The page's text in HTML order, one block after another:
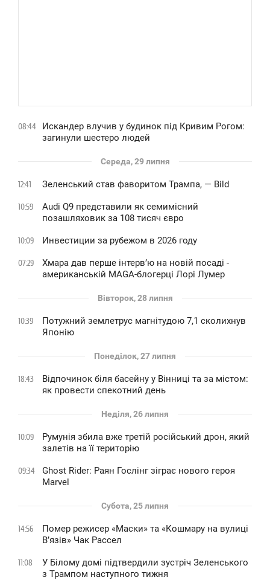
08:44
Искандер влучив у будинок під Кривим Рогом:
загинули шестеро людей
Середа, 29 липня
12:41 Зеленський став фаворитом Трампа, — Bild
10:59
Audi Q9 представили як семимісний
позашляховик за 108 тисяч євро
10:09 Инвестиции за рубежом в 2026 году
07:29
Хмара дав перше інтервʼю на новій посаді -
американській MAGA-блогерці Лорі Лумер
Вівторок, 28 липня
10:39
Потужний землетрус магнітудою 7,1 сколихнув
Японію
Понеділок, 27 липня
18:43
Відпочинок біля басейну у Вінниці та за містом:
як провести спекотний день
Неділя, 26 липня
10:09
Румунія збила вже третій російський дрон, який
залетів на її територію
09:34
Ghost Rider: Раян Гослінг зіграє нового героя
Marvel
Субота, 25 липня
14:56
Помер режисер «Маски» та «Кошмару на вулиці
В’язів» Чак Рассел
11:08
У Білому домі підтвердили зустріч Зеленського
з Трампом наступного тижня